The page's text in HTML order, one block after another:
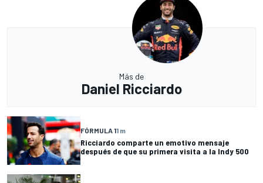
Más de
Daniel Ricciardo
FÓRMULA 11 m
Ricciardo comparte un emotivo mensaje
después de que su primera visita a la Indy 500